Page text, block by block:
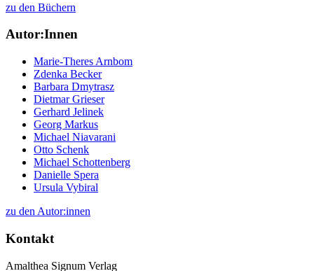
zu den Büchern
Autor:Innen
Marie-Theres Arnbom
Zdenka Becker
Barbara Dmytrasz
Dietmar Grieser
Gerhard Jelinek
Georg Markus
Michael Niavarani
Otto Schenk
Michael Schottenberg
Danielle Spera
Ursula Vybiral
zu den Autor:innen
Kontakt
Amalthea Signum Verlag